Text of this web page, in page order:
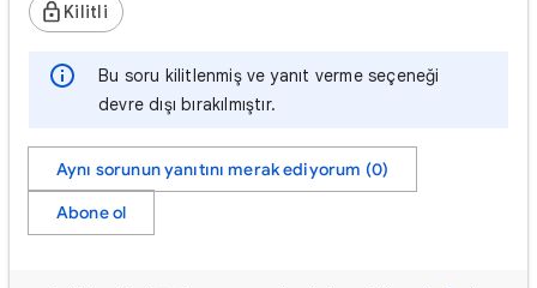
Kilitli
Bu soru kilitlenmiş ve yanıt verme seçeneği
devre dışı bırakılmıştır.
Aynı sorunun yanıtını merak ediyorum (0)
Abone ol